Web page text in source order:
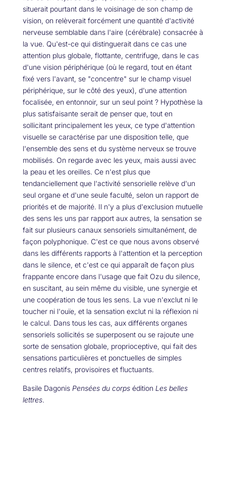
situerait pourtant dans le voisinage de son champ de
vision, on relèverait forcément une quantité d'activité
nerveuse semblable dans l'aire (cérébrale) consacrée à
la vue. Qu'est-ce qui distinguerait dans ce cas une
attention plus globale, flottante, centrifuge, dans le cas
d'une vision périphérique (où le regard, tout en étant
fixé vers l'avant, se "concentre" sur le champ visuel
périphérique, sur le côté des yeux), d'une attention
focalisée, en entonnoir, sur un seul point ? Hypothèse la
plus satisfaisante serait de penser que, tout en
sollicitant principalement les yeux, ce type d'attention
visuelle se caractérise par une disposition telle, que
l'ensemble des sens et du système nerveux se trouve
mobilisés. On regarde avec les yeux, mais aussi avec
la peau et les oreilles. Ce n'est plus que
tendanciellement que l'activité sensorielle relève d'un
seul organe et d'une seule faculté, selon un rapport de
priorités et de majorité. Il n'y a plus d'exclusion mutuelle
des sens les uns par rapport aux autres, la sensation se
fait sur plusieurs canaux sensoriels simultanément, de
façon polyphonique. C'est ce que nous avons observé
dans les différents rapports à l'attention et la perception
dans le silence, et c'est ce qui apparaît de façon plus
frappante encore dans l'usage que fait Ozu du silence,
en suscitant, au sein même du visible, une synergie et
une coopération de tous les sens. La vue n'exclut ni le
toucher ni l'ouïe, et la sensation exclut ni la réflexion ni
le calcul. Dans tous les cas, aux différents organes
sensoriels sollicités se superposent ou se rajoute une
sorte de sensation globale, proprioceptive, qui fait des
sensations particulières et ponctuelles de simples
centres relatifs, provisoires et fluctuants.
Basile Dagonis Pensées du corpsédition Les belles
lettres.